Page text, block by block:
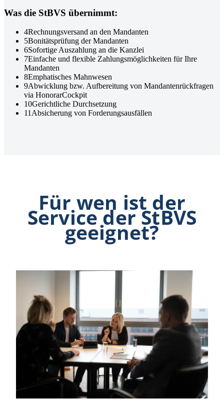
Was die StBVS übernimmt:
4Rechnungsversand an den Mandanten
5Bonitätsprüfung der Mandanten
6Sofortige Auszahlung an die Kanzlei
7Einfache und flexible Zahlungsmöglichkeiten für Ihre
Mandanten
8Emphatisches Mahnwesen
9Abwicklung bzw. Aufbereitung von Mandantenrückfragen
via HonorarCockpit
10Gerichtliche Durchsetzung
11 Absicherung von Forderungsausfällen
Für wen ist der
Service der StBVS
geeignet?